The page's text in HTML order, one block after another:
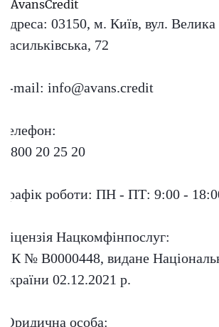
AvansCredit
Адреса: 03150, м. Київ, вул. Велика
Васильківська, 72
E-mail: info@avans.credit
Телефон:
0 800 20 25 20
Графік роботи: ПН - ПТ: 9:00 -
Ліцензія Нацкомфінпослуг:
ФК № В0000448, видане
України 02.12.2021 р.
Юридична особа: